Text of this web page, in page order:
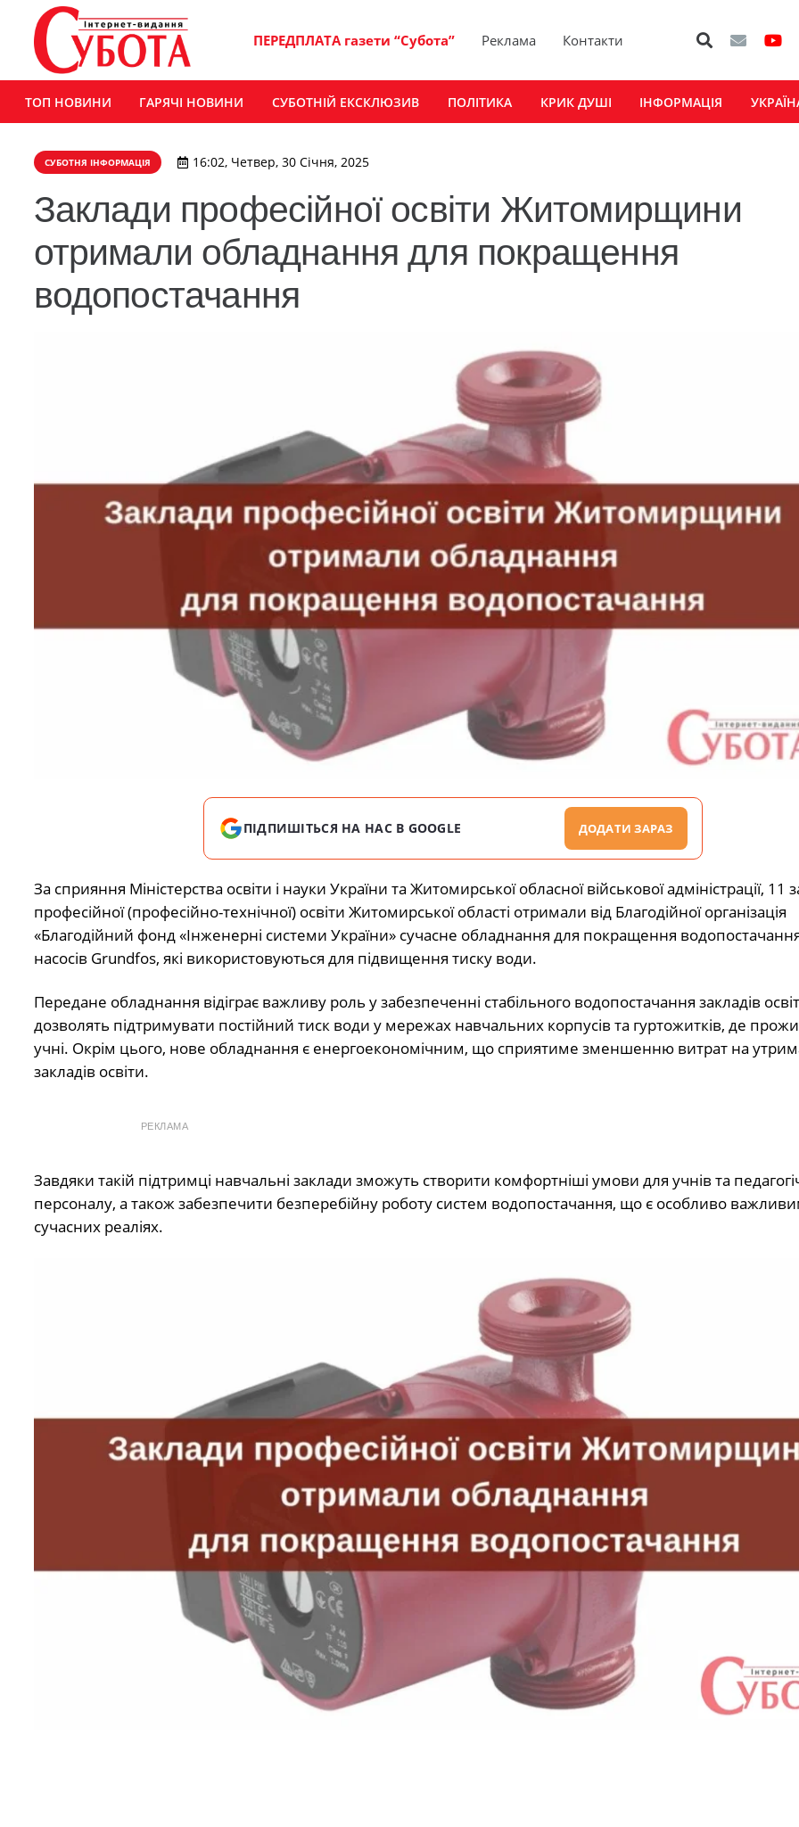
ПЕРЕДПЛАТА газети “Субота” Реклама Контакти
ТОП НОВИНИ ГАРЯЧІ НОВИНИ СУБОТНІЙ ЕКСКЛЮЗИВ ПОЛІТИКА КРИК ДУШІ ІНФОРМАЦІЯ
СУБОТНЯ ІНФОРМАЦІЯ 16:02, Четвер, 30 Січня, 2025
Заклади професійної освіти Житомирщини
отримали обладнання для покращення
водопостачання
ПІДПИШІТЬСЯ НА НАС В GOOGLE ДОДАТИ ЗАРАЗ
За сприяння Міністерства освіти і науки України та Житомирської обласної військової адміністрації, 11
професійної (професійно-технічної) освіти Житомирської області отримали від Благодійної організація
«Благодійний фонд «Інженерні системи України» сучасне обладнання для покращення
насосів Grundfos, які використовуються для підвищення тиску води.
Передане обладнання відіграє важливу роль у забезпеченні стабільного водопостачання закладів
дозволять підтримувати постійний тиск води у мережах навчальних корпусів та гуртожитків, де
учні. Окрім цього, нове обладнання є енергоекономічним, що сприятиме зменшенню витрат на
закладів освіти.
РЕКЛАМА
Завдяки такій підтримці навчальні заклади зможуть створити комфортніші умови для учнів та
персоналу, а також забезпечити безперебійну роботу систем водопостачання, що є особливо
сучасних реаліях.